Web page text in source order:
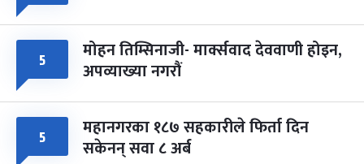
५ मोहन तिम्सिनाजी- मार्क्सवाद देववाणी होइन,
अपव्याख्या नगरौं
५ महानगरका १८७ सहकारीले फिर्ता दिन
सकेनन् सवा ८ अर्ब